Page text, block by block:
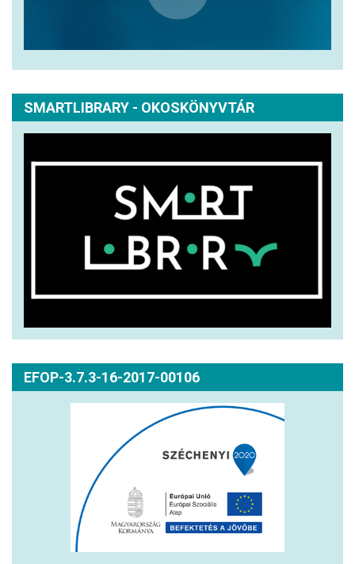
SMARTLIBRARY - OKOSKÖNYVTÁR
EFOP-3.7.3-16-2017-00106